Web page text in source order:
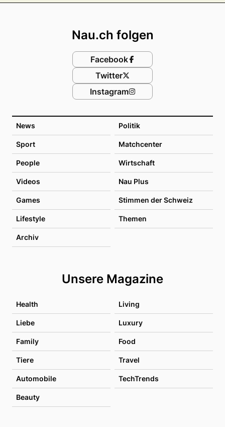
News Politik
Sport Matchcenter
People Wirtschaft
Videos Nau Plus
Games Stimmen der Schweiz
Lifestyle Themen
Archiv
Unsere Magazine
Health Living
Liebe Luxury
Family Food
Tiere Travel
Automobile TechTrends
Beauty
Nau.ch folgen
Facebook
Twitter
Instagram